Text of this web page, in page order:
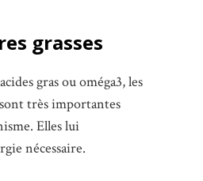
grasses
gras ou oméga3, les
très importantes
Elles lui
nécessaire.